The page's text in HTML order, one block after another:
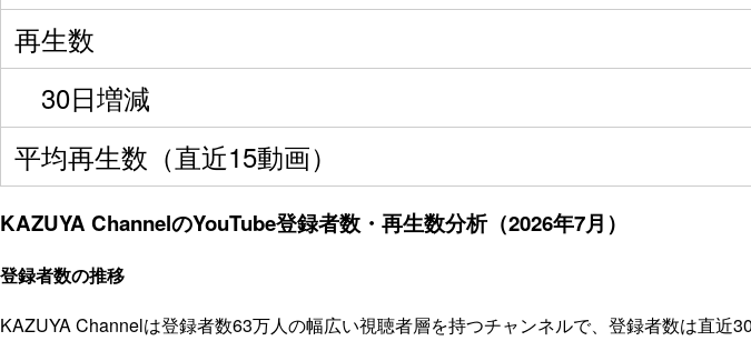
再生数
30日増減
平均再生数（直近15動画）
KAZUYA ChannelのYouTube登録者数・再生数分析（2026年7月）
登録者数の推移
KAZUYA Channelは登録者数63万人の幅広い視聴者層を持つチャンネルで、登録者数は直近